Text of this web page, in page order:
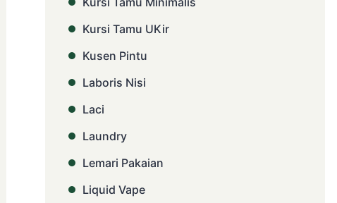
Kursi Tamu UKir
Kusen Pintu
Laboris Nisi
Laci
Laundry
Lemari Pakaian
Liquid Vape